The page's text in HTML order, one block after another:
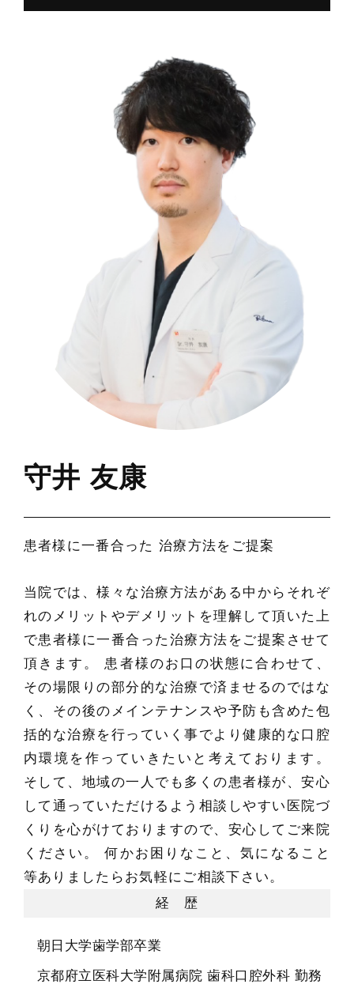
守井 友康
患者様に一番合った 治療方法をご提案
当院では、様々な治療方法がある中からそれぞ
れのメリットやデメリットを理解して頂いた上
で患者様に一番合った治療方法をご提案させて
頂きます。 患者様のお口の状態に合わせて、
その場限りの部分的な治療で済ませるのではな
く、その後のメインテナンスや予防も含めた包
括的な治療を行っていく事でより健康的な口腔
内環境を作っていきたいと考えております。
そして、地域の一人でも多くの患者様が、安心
して通っていただけるよう相談しやすい医院づ
くりを心がけておりますので、安心してご来院
ください。 何かお困りなこと、気になること
等ありましたらお気軽にご相談下さい。
経 歴
朝日大学歯学部卒業
京都府立医科大学附属病院 歯科口腔外科 勤務